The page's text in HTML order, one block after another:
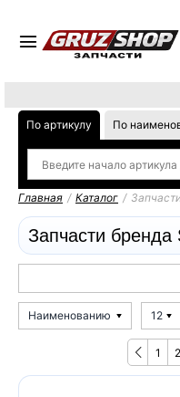
По артикулу По
Главная / Каталог /
Запчасти бренда
Наименованию 12
1 2